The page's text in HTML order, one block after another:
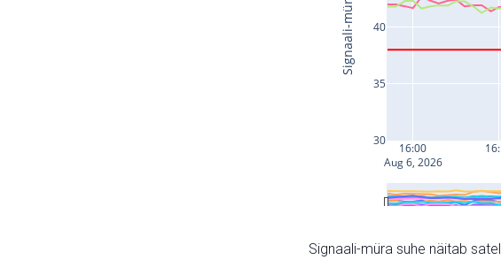
Signaali-müra suhe näitab